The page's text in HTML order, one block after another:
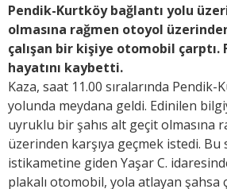
Pendik-Kurtköy bağlantı yolu
olmasına rağmen otoyol
çalışan bir kişiye otomobil çarptı.
hayatını kaybetti.
Kaza, saat 11.00 sıralarında Pendik-
yolunda meydana geldi. Edinilen
uyruklu bir şahıs alt geçit olmasına
üzerinden karşıya geçmek istedi. Bu
istikametine giden Yaşar C.
plakalı otomobil, yola atlayan şahsa